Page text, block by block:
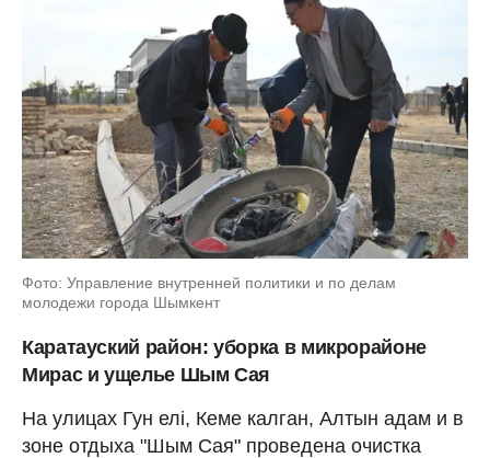
Фото: Управление внутренней политики и по делам
молодежи города Шымкент
Каратауский район: уборка в микрорайоне
Мирас и ущелье Шым Сая
На улицах Гун елі, Кеме калган, Алтын адам и в
зоне отдыха "Шым Сая" проведена очистка